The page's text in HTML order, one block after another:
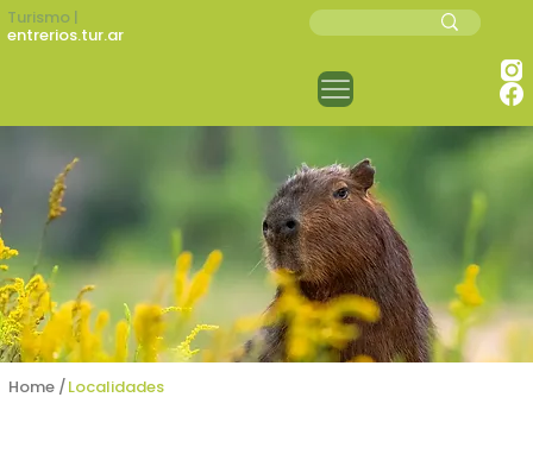
Turismo |
entrerios.tur.ar
Home /Localidades